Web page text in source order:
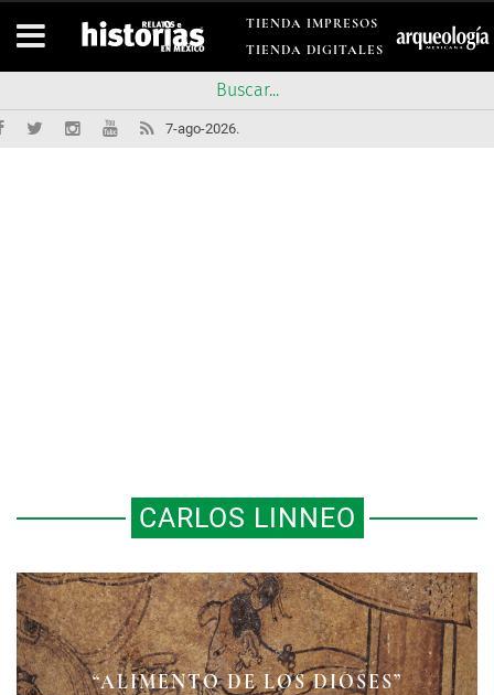
TIENDA IMPRESOS
TIENDA DIGITALES
7-ago-2026.
CARLOS LINNEO
“ALIMENTO DE LOS DIOSES”